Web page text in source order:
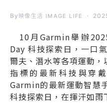
By 映像生活 IMAGE LIFE
10月Garmin舉辦
Day 科技探索日，一口
爾夫、潛水等各項運動
指標的最新科技與穿
Garmin的最新運動智慧
科技探索日，在揮汗如雨